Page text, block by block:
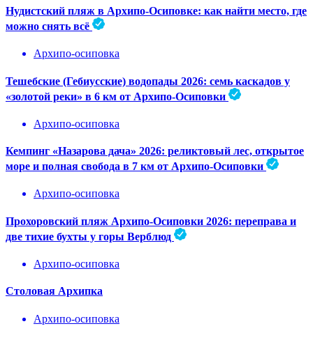
Нудистский пляж в Архипо-Осиповке: как найти место, где
можно снять всё
Архипо-осиповка
Тешебские (Гебиусские) водопады 2026: семь каскадов у
«золотой реки» в 6 км от Архипо-Осиповки
Архипо-осиповка
Кемпинг «Назарова дача» 2026: реликтовый лес, открытое
море и полная свобода в 7 км от Архипо-Осиповки
Архипо-осиповка
Прохоровский пляж Архипо-Осиповки 2026: переправа и
две тихие бухты у горы Верблюд
Архипо-осиповка
Столовая Архипка
Архипо-осиповка